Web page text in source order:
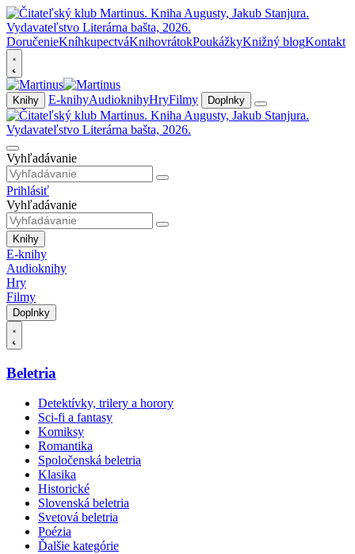
DoručenieKníhkupectváKnihovrátokPoukážkyKnižný blogKontakt
Knihy E-knihyAudioknihyHryFilmy Doplnky
Vyhľadávanie
Prihlásiť
Vyhľadávanie
Knihy
E-knihy
Audioknihy
Hry
Filmy
Doplnky
Beletria
Detektívky, trilery a horory
Sci-fi a fantasy
Komiksy
Romantika
Spoločenská beletria
Klasika
Historické
Slovenská beletria
Svetová beletria
Poézia
Ďalšie kategórie